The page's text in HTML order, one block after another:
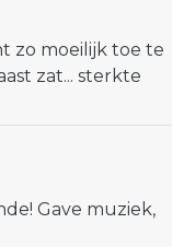
zo moeilijk toe te
zat... sterkte
Gave muziek,